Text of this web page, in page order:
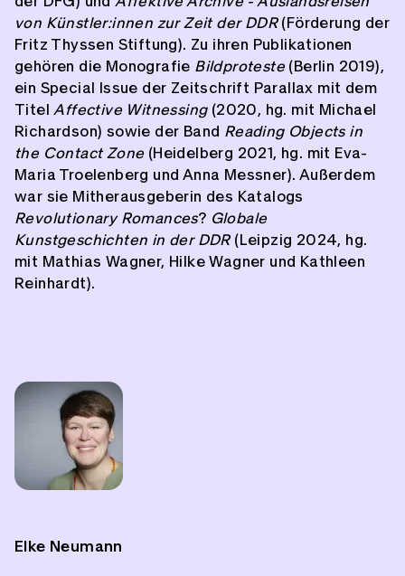
von Künstler:innen zur Zeit der DDR(Förderung der
Fritz Thyssen Stiftung). Zu ihren Publikationen
gehören die Monografie Bildproteste(Berlin 2019),
ein Special Issue der Zeitschrift Parallax mit dem
Titel Affective Witnessing(2020, hg. mit Michael
Richardson) sowie der Band Reading Objects in
the Contact Zone(Heidelberg 2021, hg. mit Eva-
Maria Troelenberg und Anna Messner). Außerdem
war sie Mitherausgeberin des Katalogs
Revolutionary Romances? Globale
Kunstgeschichten in der DDR (Leipzig 2024, hg.
mit Mathias Wagner, Hilke Wagner und Kathleen
Reinhardt).
Elke Neumann